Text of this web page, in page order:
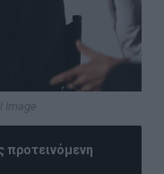
Image